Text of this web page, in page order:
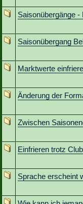
Saisonübergänge -
Saisonübergang
Marktwerte
Änderung der
Zwischen
Einfrieren trotz
Sprache erscheint